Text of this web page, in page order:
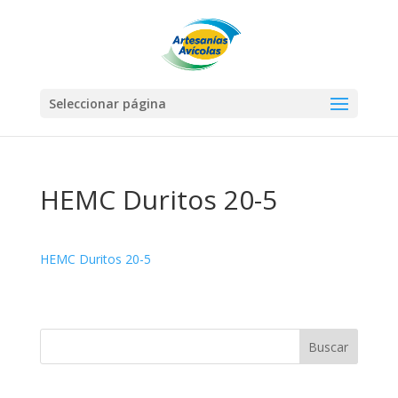
Seleccionar página
HEMC Duritos 20-5
HEMC Duritos 20-5